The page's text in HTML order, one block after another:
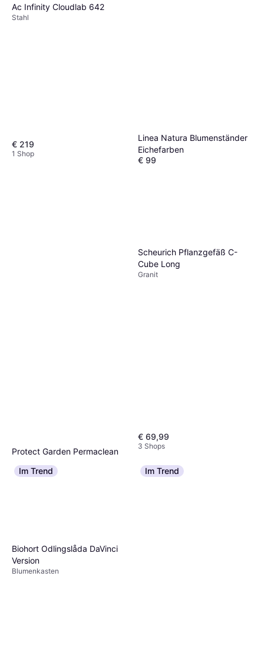
Ac Infinity Cloudlab 642
Stahl
€ 219
1 Shop
Linea Natura Blumenständer
Eichefarben
€ 99
Protect Garden Permaclean
Duo Unkraut &
Pflanzennahrung
Scheurich Pflanzgefäß C-
Cube Long
Granit
€ 69,99
3 Shops
Im Trend
Biohort Odlingslåda DaVinci
Version
Blumenkasten
Im Trend